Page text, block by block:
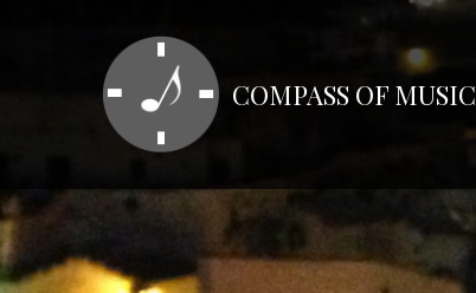
キ
ッ
プ
COMPASS OF MUSIC